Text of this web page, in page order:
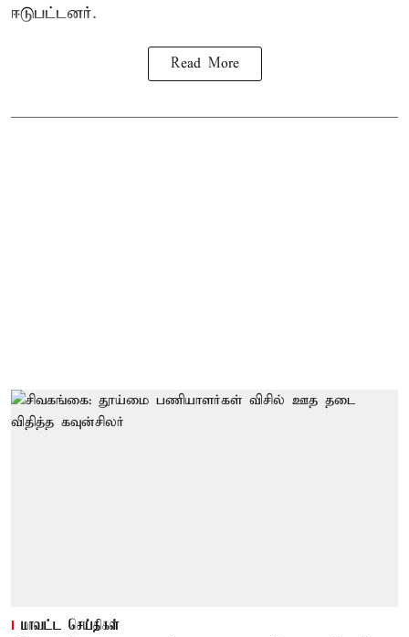
ஈடுபட்டனர்.
Read More
மாவட்ட செய்திகள்